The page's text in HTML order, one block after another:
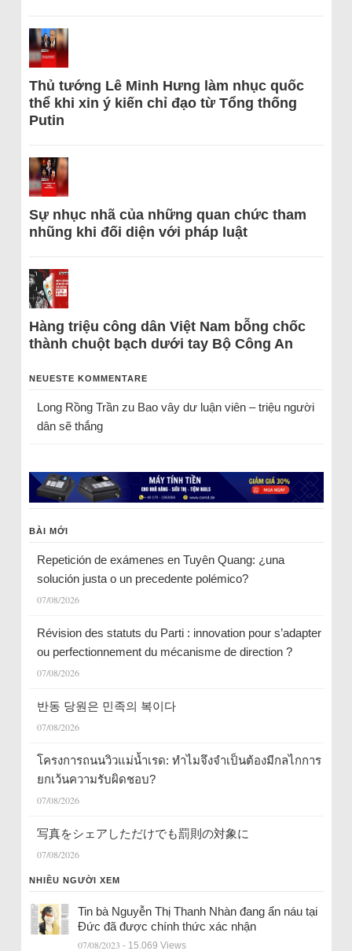
Thủ tướng Lê Minh Hưng làm nhục quốc
thể khi xin ý kiến chỉ đạo từ Tổng thống
Putin
Sự nhục nhã của những quan chức tham
nhũng khi đối diện với pháp luật
Hàng triệu công dân Việt Nam bỗng chốc
thành chuột bạch dưới tay Bộ Công An
NEUESTE KOMMENTARE
Long Rồng Trầnzu Bao vây dư luận viên – triệu người
dân sẽ thắng
BÀI MỚI
Repetición de exámenes en Tuyên Quang: ¿una
solución justa o un precedente polémico?
07/08/2026
Révision des statuts du Parti : innovation pour s’adapter
ou perfectionnement du mécanisme de direction ?
07/08/2026
반동 당원은 민족의 복이다
07/08/2026
โครงการถนนวิวแม่น้ำเรด: ทำไมจึงจำเป็นต้องมีกลไกการ
ยกเว้นความรับผิดชอบ?
07/08/2026
写真をシェアしただけでも罰則の対象に
07/08/2026
NHIỀU NGƯỜI XEM
Tin bà Nguyễn Thị Thanh Nhàn đang ẩn náu tại
Đức đã được chính thức xác nhận
07/08/2023 - 15.069 Views